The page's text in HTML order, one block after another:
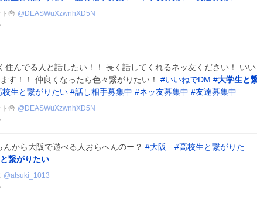
🍟 @ DEASWuXzwnhXD5N
住んでる人と話したい！！ 長く話してくれるネッ友ください！ いい
す！！ 仲良くなったら色々繋がりたい！ #いいねでDM #大学生と
校生と繋がりたい #話し相手募集中 #ネッ友募集中 #友達募集中
🍟 @ DEASWuXzwnhXD5N
んから大阪で遊べる人おらへんのー？ #大阪 #高校生と繋がりた
繋がりたい
@atsuki_1013